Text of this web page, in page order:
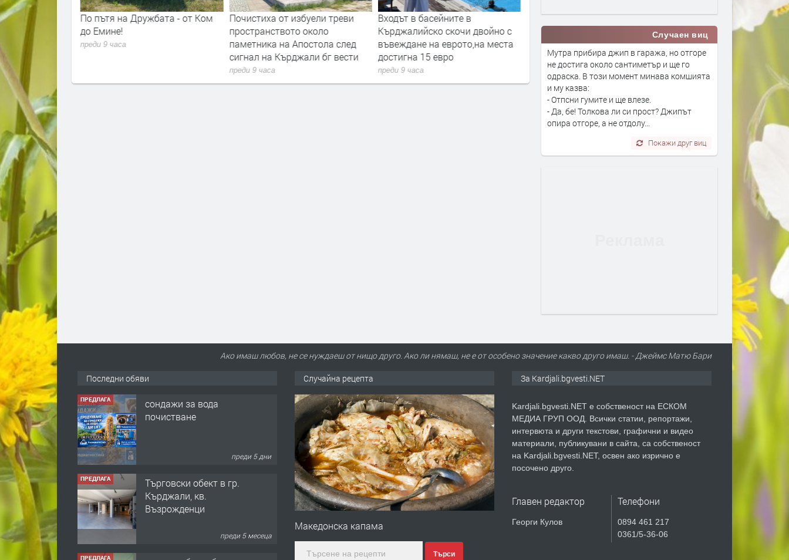
2026-
По пътя на Дружбата - от Ком
до Емине!
преди 9 часа
Почистиха от избуели треви
пространството около
паметника на Апостола след
сигнал на Кърджали бг вести
преди 9 часа
Входът в басейните в
Кърджалийско скочи двойно с
въвеждане на еврото,на места
достигна 15 евро
преди 9 часа
Канят на събор в Биволяне в
памет на Елмалъ баба
преди 10 часа
Предимно слънчево и
ветровито днес в
Кърджали,оранжев код
опасни жеги
преди 10 часа
Случаен виц
Мутра прибира джип в гаража, но отгоре
не достига около сантиметър и ще го
одраска. В този момент минава комшията
и му казва:
- Отпсни гумите и ще влезе.
- Да, бе! Толкова ли си прост? Джипът
опира отгоре, а не отдолу...
Покажи друг виц
Ако имаш любов, не се нуждаеш от нищо друго. Ако ли нямаш, не е от особено значение какво друго имаш. - Джеймс Матю Бари
Последни обяви
ПРЕДЛАГА
сондажи за вода
почистване
преди 5 дни
ПРЕДЛАГА
Tърговски обект в гр.
Кърджали, кв.
Възрожденци
преди 5 месеца
ПРЕДЛАГА
Случайна рецепта
Македонска капама
Търси
За Kardjali.bgvesti.NET
Kardjali.bgvesti.NET е собственост на ЕСКОМ
МЕДИА ГРУП ООД. Всички статии, репортажи,
интервюта и други текстови, графични и видео
материали, публикувани в сайта, са собственост
на Kardjali.bgvesti.NET, освен ако изрично е
посочено друго.
Главен редактор
Георги Кулов
Телефони
0894 461 217
0361/5-36-06